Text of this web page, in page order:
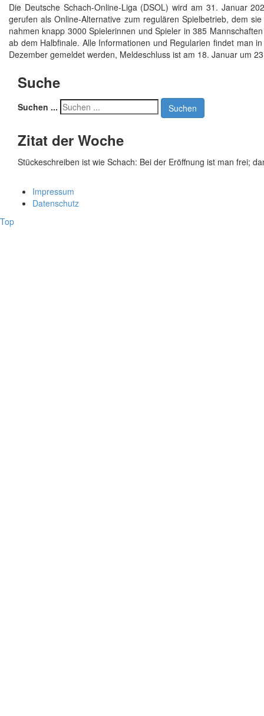
Die Deutsche Schach-Online-Liga (DSOL) wird am 31. Januar
gerufen als Online-Alternative zum regulären Spielbetrieb, dem
nahmen knapp 3000 Spielerinnen und Spieler in 385
ab dem Halbfinale. Alle Informationen und Regularien findet man
Dezember gemeldet werden, Meldeschluss ist am 18. Januar um
Suche
Suchen ... Suchen
Zitat der Woche
Stückeschreiben ist wie Schach: Bei der Eröffnung ist man frei;
Impressum
Datenschutz
Top